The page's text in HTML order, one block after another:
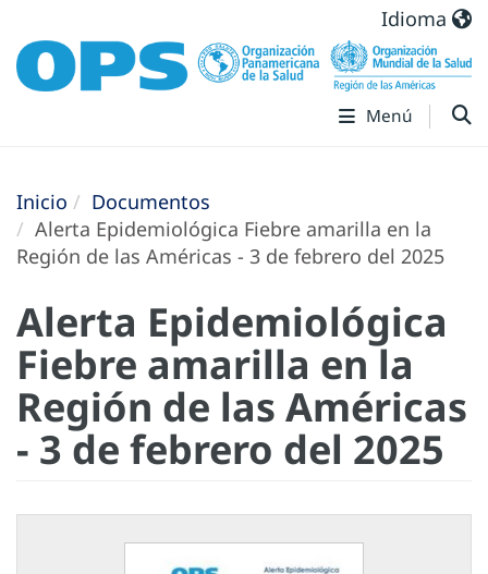
Idioma
Menú
Inicio
Documentos
Alerta Epidemiológica Fiebre amarilla en la
Región de las Américas - 3 de febrero del 2025
Alerta Epidemiológica
Fiebre amarilla en la
Región de las Américas
- 3 de febrero del 2025